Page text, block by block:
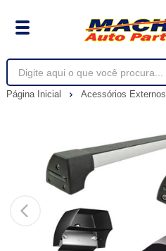
Página Inicial Acessórios Externos